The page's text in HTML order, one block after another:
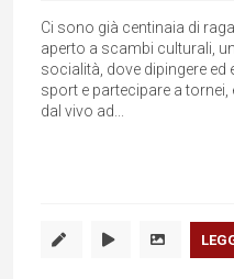
Ci sono già centinaia di
aperto a scambi culturali,
socialità, dove dipingere ed
sport e partecipare a
dal vivo ad...